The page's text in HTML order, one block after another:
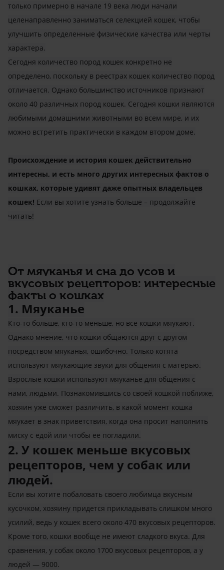
только примерно в начале 19 века люди начали
целенаправленно заниматься селекцией кошек, чтобы
улучшить определенные физические качества или черты
характера.
Сегодня количество пород кошек конкретно не
определено, поскольку в реестрах кошек количество пород
отличается. Однако большинство источников признают
около 40 различных пород кошек. Сегодня кошки являются
любимыми домашними животными во всем мире, и их
можно встретить практически в каждом втором доме.
Происхождение и история кошек действительно
интересны, и есть много других интересных фактов о
кошках, которые удивят даже опытных владельцев
кошек! Если вы хотите узнать больше – продолжайте
читать!
От мяуканья и сна до усов и
вкусовых рецепторов: интересные
факты о кошках
1. Мяуканье
Кто-то больше, кто-то меньше, но все кошки мяукают.
Однако мнение, что кошки общаются друг с другом
посредством мяуканья, ошибочно. Только котята
используют мяукающие звуки для общения с матерью.
Взрослые кошки используют мяуканье для общения с
нами, людьми. Познакомившись со своей кошкой поближе,
хозяин уже сможет различить, в какой момент кошка
мяукает в знак приветствия, когда она просит наполнить
миску с едой или чтобы ее погладили.
2. У кошек меньше вкусовых
рецепторов, чем у собак или
людей.
Если вы хотите побаловать своего любимца вкусным
кусочком, хозяину придется прикладывать слишком много
усилий, ведь у кошек всего около 470 вкусовых рецепторов.
Кроме того, кошки вообще не имеют сладкого вкуса. Для
сравнения, у собак около 1700 вкусовых рецепторов, а у
людей — 9000.